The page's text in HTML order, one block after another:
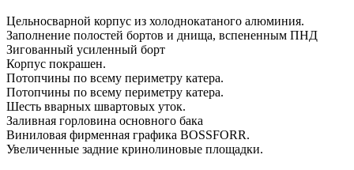
Цельносварной корпус из холоднокатаного алюминия.
Заполнение полостей бортов и днища, вспененным ПНД
Зигованный усиленный борт
Корпус покрашен.
Потопчины по всему периметру катера.
Потопчины по всему периметру катера.
Шесть вварных швартовых уток.
Заливная горловина основного бака
Виниловая фирменная графика BOSSFORR.
Увеличенные задние кринолиновые площадки.